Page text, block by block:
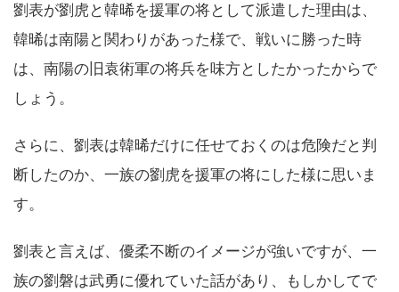
劉表が劉虎と韓晞を援軍の将として派遣した理由は、
韓晞は南陽と関わりがあった様で、戦いに勝った時
は、南陽の旧袁術軍の将兵を味方としたかったからで
しょう。
さらに、劉表は韓晞だけに任せておくのは危険だと判
断したのか、一族の劉虎を援軍の将にした様に思いま
す。
劉表と言えば、優柔不断のイメージが強いですが、一
族の劉磐は武勇に優れていた話があり、もしかしてで